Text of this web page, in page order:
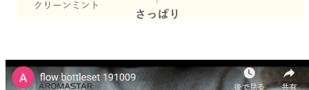
forクリーン